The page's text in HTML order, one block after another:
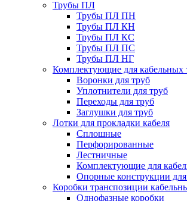
Трубы ПЛ
Трубы ПЛ ПН
Трубы ПЛ КН
Трубы ПЛ КС
Трубы ПЛ ПС
Трубы ПЛ НГ
Комплектующие для кабельных
Воронки для труб
Уплотнители для труб
Переходы для труб
Заглушки для труб
Лотки для прокладки кабеля
Сплошные
Перфорированные
Лестничные
Комплектующие для
Опорные конструкции
Коробки транспозиции
Однофазные коробки